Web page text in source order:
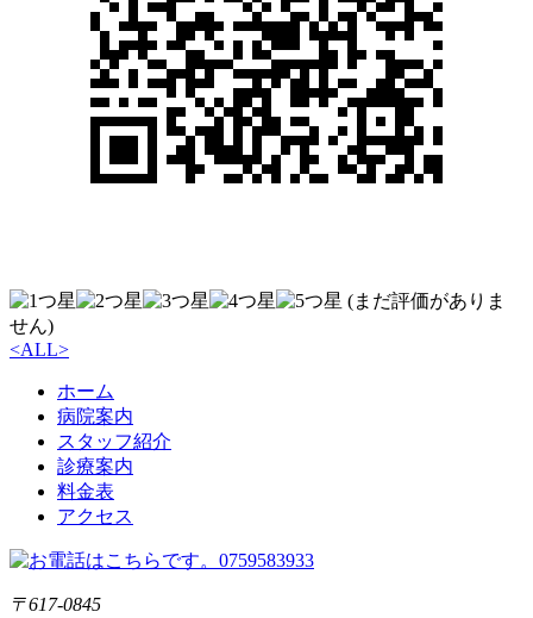
(まだ評価がありま
せん)
<ALL>
ホーム
病院案内
スタッフ紹介
診療案内
料金表
アクセス
〒617-0845